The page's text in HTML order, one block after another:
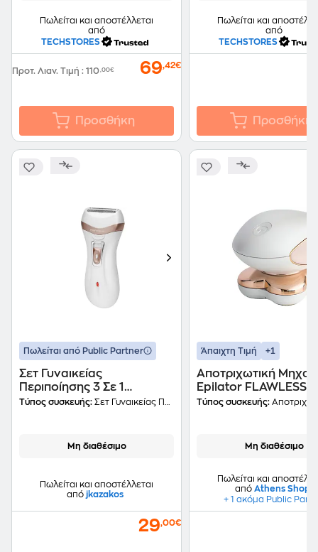
Πωλείται και αποστέλλεται
από
TECHSTORES
Προτ. Λιαν. Τιμή : 110,00€ 69,42€
Προσθήκη
Πωλείται και
από
TECHSTORES
Προσθήκη
Πωλείται από Public Partner
Σετ Γυναικείας
Περιποίησης 3 Σε 1
Proficare PC-LBS 3002
Τύπος συσκευής: Σετ Γυναικείας Περιποίησης
Μη διαθέσιμο
Πωλείται και αποστέλλεται
από jkazakos
29,00€
Άπαιχτη Τιμή +1
Αποτριχωτική
Epilator FLAWLESS
FINISHING TOUCH
Τύπος συσκευής:
Μη διαθέσιμο
Πωλείται και
από Athens Shop
+ 1 ακόμα Public